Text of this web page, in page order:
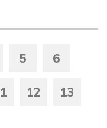
5 6
12 13